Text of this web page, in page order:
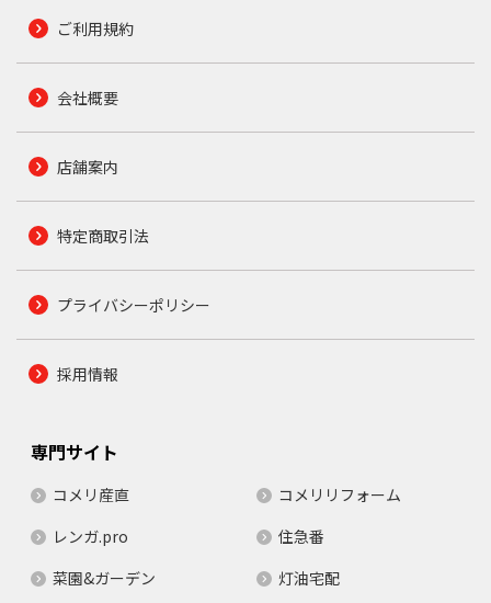
ご利用規約
会社概要
店舗案内
特定商取引法
プライバシーポリシー
採用情報
専門サイト
コメリ産直
コメリリフォーム
レンガ.pro
住急番
菜園&ガーデン
灯油宅配